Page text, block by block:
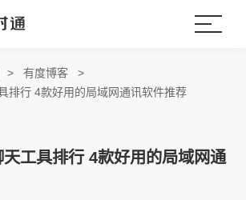
>有度博客 >
排行 4款好用的局域网通讯软件推荐
工具排行 4款好用的局域网通